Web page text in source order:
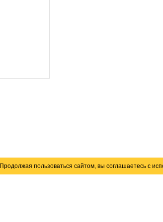
Продолжая пользоваться сайтом, вы соглашаетесь с